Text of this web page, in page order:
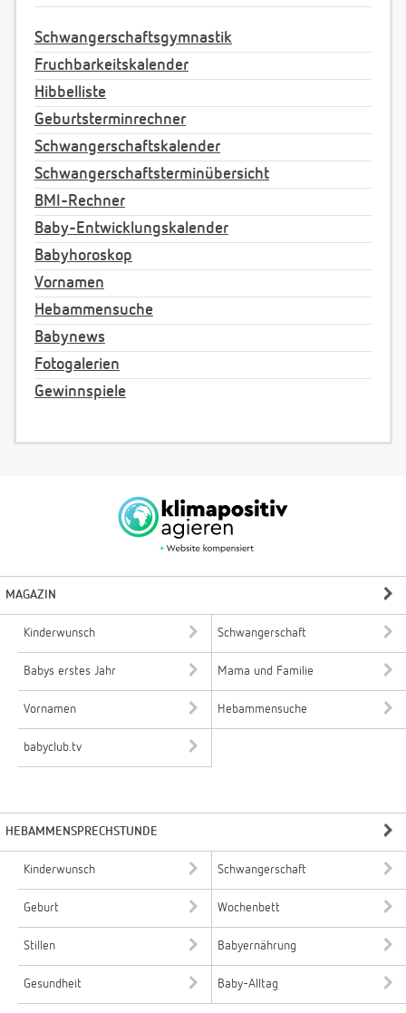
Schwangerschaftsgymnastik
Fruchbarkeitskalender
Hibbelliste
Geburtsterminrechner
Schwangerschaftskalender
Schwangerschaftsterminübersicht
BMI-Rechner
Baby-Entwicklungskalender
Babyhoroskop
Vornamen
Hebammensuche
Babynews
Fotogalerien
Gewinnspiele
MAGAZIN
Kinderwunsch Schwangerschaft
Babys erstes Jahr Mama und Familie
Vornamen Hebammensuche
babyclub.tv
HEBAMMENSPRECHSTUNDE
Kinderwunsch Schwangerschaft
Geburt Wochenbett
Stillen Babyernährung
Gesundheit Baby-Alltag